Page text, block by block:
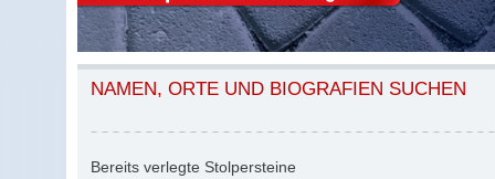
NAMEN, ORTE UND BIOGRAFIEN SUCHEN
Bereits verlegte Stolpersteine